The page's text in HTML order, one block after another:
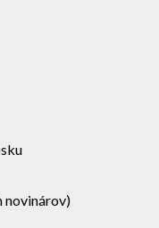
novinárov)